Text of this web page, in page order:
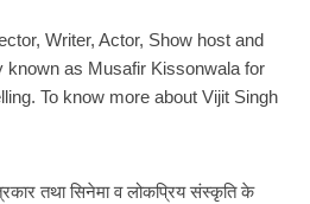
Writer, Actor, Show host and
known as Musafir Kissonwala for
To know more about Vijit Singh
तथा सिनेमा व लोकप्रिय संस्कृति के